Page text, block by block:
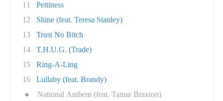
11
Pettiness
12
Shine (feat. Teresa Stanley)
13
Trust No Bitch
14
T.H.U.G. (Trade)
15
Ring-A-Ling
16
Lullaby (feat. Brandy)
●
National Anthem (feat. Tamar Braxton)